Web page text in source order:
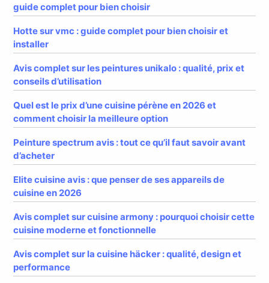
guide complet pour bien choisir
Hotte sur vmc : guide complet pour bien choisir et
installer
Avis complet sur les peintures unikalo : qualité, prix et
conseils d’utilisation
Quel est le prix d’une cuisine pérène en 2026 et
comment choisir la meilleure option
Peinture spectrum avis : tout ce qu’il faut savoir avant
d’acheter
Elite cuisine avis : que penser de ses appareils de
cuisine en 2026
Avis complet sur cuisine armony : pourquoi choisir cette
cuisine moderne et fonctionnelle
Avis complet sur la cuisine häcker : qualité, design et
performance